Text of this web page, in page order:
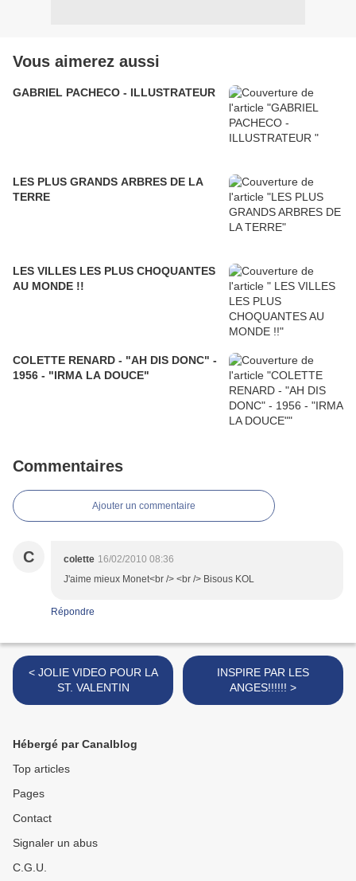
Vous aimerez aussi
GABRIEL PACHECO - ILLUSTRATEUR
LES PLUS GRANDS ARBRES DE LA
TERRE
LES VILLES LES PLUS CHOQUANTES
AU MONDE !!
COLETTE RENARD - "AH DIS DONC" -
1956 - "IRMA LA DOUCE"
Commentaires
Ajouter un commentaire
C colette 16/02/2010 08:36
J'aime mieux Monet<br /> <br /> Bisous KOL
Répondre
< JOLIE VIDEO POUR LA
ST. VALENTIN
INSPIRE PAR LES
ANGES!!!!!! >
Hébergé par Canalblog
Top articles
Pages
Contact
Signaler un abus
C.G.U.